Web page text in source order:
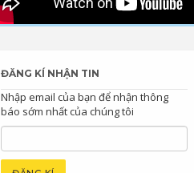
ĐĂNG KÍ NHẬN TIN
Nhập email của bạn để nhận thông
báo sớm nhất của chúng tôi